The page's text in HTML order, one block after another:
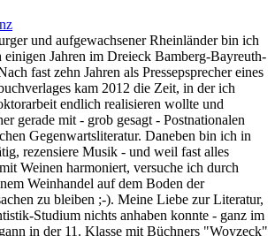
und aufgewachsener Rheinländer bin ich
einigen Jahren im Dreieck Bamberg-Bayreuth-
fast zehn Jahren als Pressepsprecher eines
kam 2012 die Zeit, in der ich
endlich realisieren wollte und
gerade mit - grob gesagt - Postnationalen
Gegenwartsliteratur. Daneben bin ich in
rezensiere Musik - und weil fast alles
Weinen harmoniert, versuche ich durch
Weinhandel auf dem Boden der
zu bleiben ;-). Meine Liebe zur Literatur,
Studium nichts anhaben konnte - ganz im
in der 11. Klasse mit Büchners "Woyzeck"